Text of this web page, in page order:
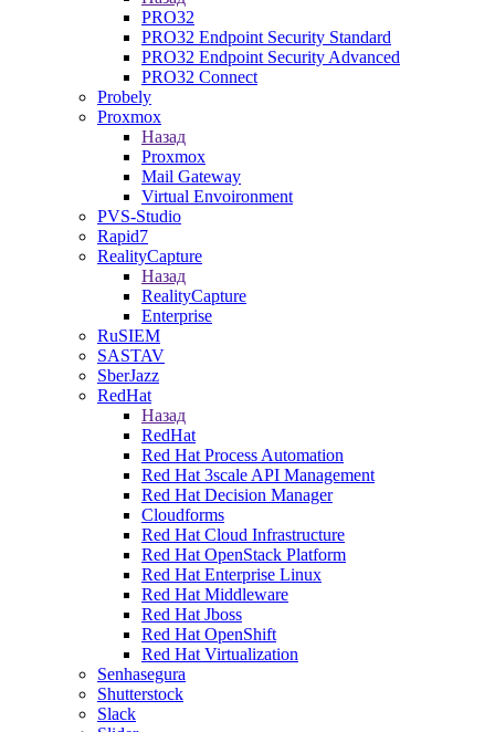
PRO32
PRO32 Endpoint Security Standard
PRO32 Endpoint Security Advanced
PRO32 Connect
Probely
Proxmox
Назад
Proxmox
Mail Gateway
Virtual Envoironment
PVS-Studio
Rapid7
RealityCapture
Назад
RealityCapture
Enterprise
RuSIEM
SASTAV
SberJazz
RedHat
Назад
RedHat
Red Hat Process Automation
Red Hat 3scale API Management
Red Hat Decision Manager
Cloudforms
Red Hat Cloud Infrastructure
Red Hat OpenStack Platform
Red Hat Enterprise Linux
Red Hat Middleware
Red Hat Jboss
Red Hat OpenShift
Red Hat Virtualization
Senhasegura
Shutterstock
Slack